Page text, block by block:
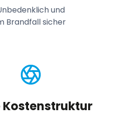
und
Brandfall sicher
Kostenstruktur